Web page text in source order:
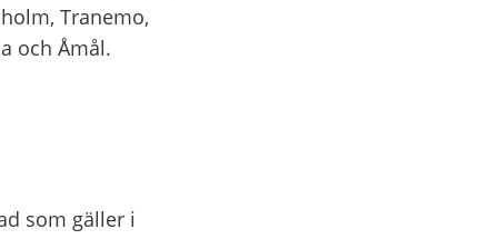
Tranemo,
och Åmål.
som gäller i